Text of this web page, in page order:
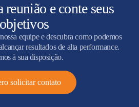
reunião e conte seus
objetivos
equipe e descubra como podemos
resultados de alta performance.
à sua disposição.
solicitar contato